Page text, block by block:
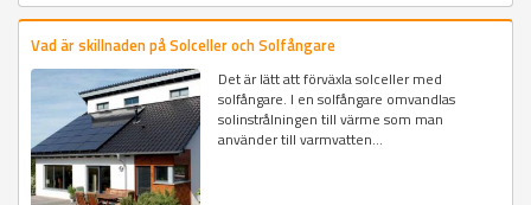
Vad är skillnaden på Solceller och Solfångare
Det är lätt att förväxla solceller med
solfångare. I en solfångare omvandlas
solinstrålningen till värme som man
använder till varmvatten...